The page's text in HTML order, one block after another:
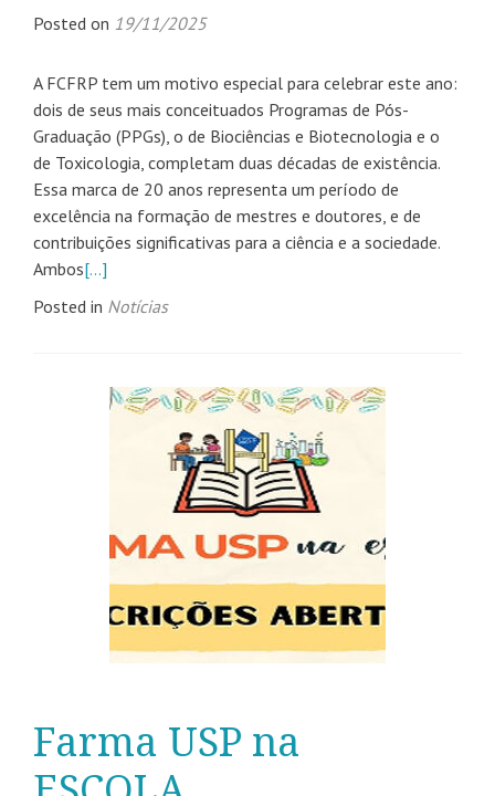
Posted on 19/11/2025
A FCFRP tem um motivo especial para celebrar este ano:
dois de seus mais conceituados Programas de Pós-
Graduação (PPGs), o de Biociências e Biotecnologia e o
de Toxicologia, completam duas décadas de existência.
Essa marca de 20 anos representa um período de
excelência na formação de mestres e doutores, e de
contribuições significativas para a ciência e a sociedade.
Ambos[…]
Posted in Notícias
Farma USP na